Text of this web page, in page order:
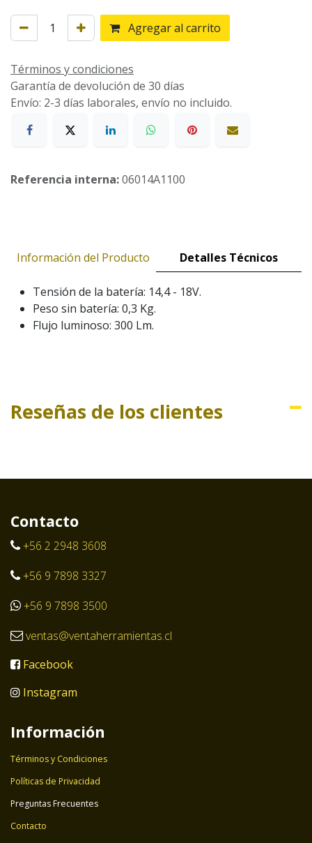
Agregar al carrito
Términos y condiciones
Garantía de devolución de 30 días
Envío: 2-3 días laborales, envío no incluido.
Referencia interna:06014A1100
Información del Producto Detalles Técnicos
Tensión de la batería: 14,4 - 18V.
Peso sin batería: 0,3 Kg.
Flujo luminoso: 300 Lm.
Reseñas de los clientes
Contacto
+56 2 2948 3608
+56 9 7898 3327
+56 9 7898 3500
ventas@ventaherramientas.cl
Facebook
Instagram
Información
Términos y Condiciones
Políticas de Privacidad
Preguntas Frecuentes
Contacto